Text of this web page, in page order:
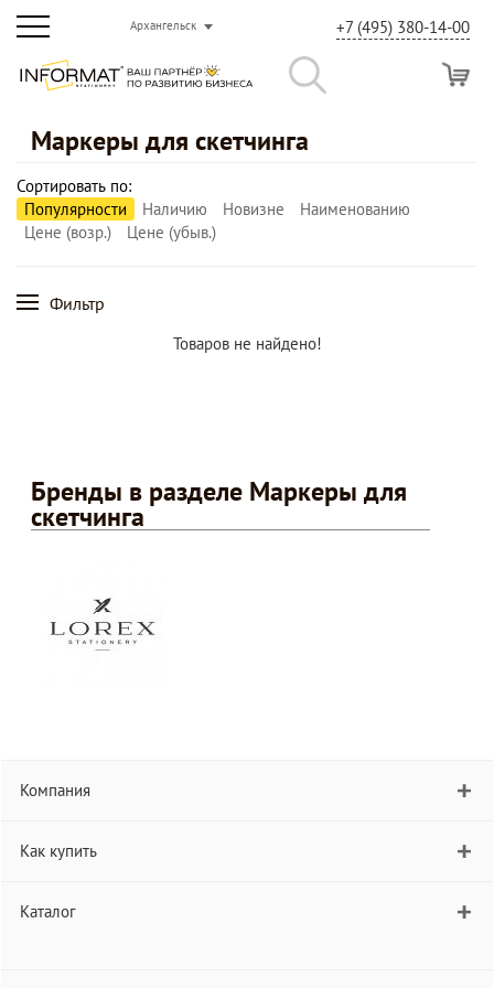
Архангельск +7 (495) 380-14-00
Маркеры для скетчинга
Сортировать по:
Популярности
Наличию Новизне
Наименованию
Цене (возр.)
Цене (убыв.)
Фильтр
Товаров не найдено!
Бренды в разделе Маркеры для
скетчинга
Компания
Как купить
Каталог